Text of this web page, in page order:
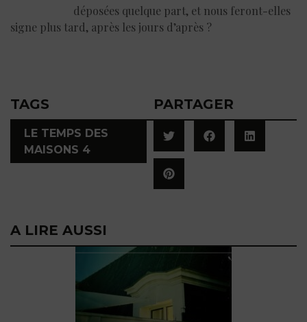
déposées quelque part, et nous feront-elles
signe plus tard, après les jours d’après ?
TAGS
LE TEMPS DES
MAISONS 4
PARTAGER
A LIRE AUSSI